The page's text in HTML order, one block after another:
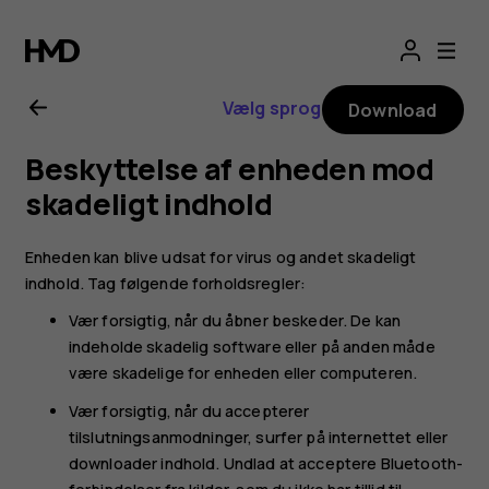
Brugervejledning
til
Nokia
8000
4G
Vælg sprog Download
Beskyttelse af enheden mod
skadeligt indhold
Enheden kan blive udsat for virus og andet skadeligt
indhold. Tag følgende forholdsregler:
Vær forsigtig, når du åbner beskeder. De kan
indeholde skadelig software eller på anden måde
være skadelige for enheden eller computeren.
Vær forsigtig, når du accepterer
tilslutningsanmodninger, surfer på internettet eller
downloader indhold. Undlad at acceptere Bluetooth-